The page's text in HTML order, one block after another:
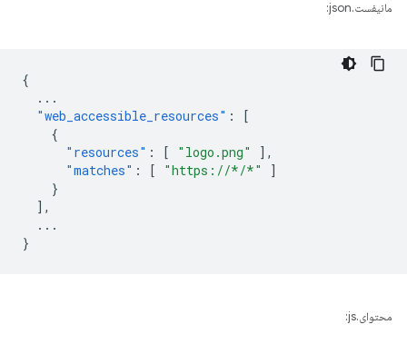
مانیفست.json:
{
...
"web_accessible_resources" :
[
{
"resources" : [ "logo.png"
],
"matches" : [ "https://*/*"
]
}
],
...
}
محتوای.js: